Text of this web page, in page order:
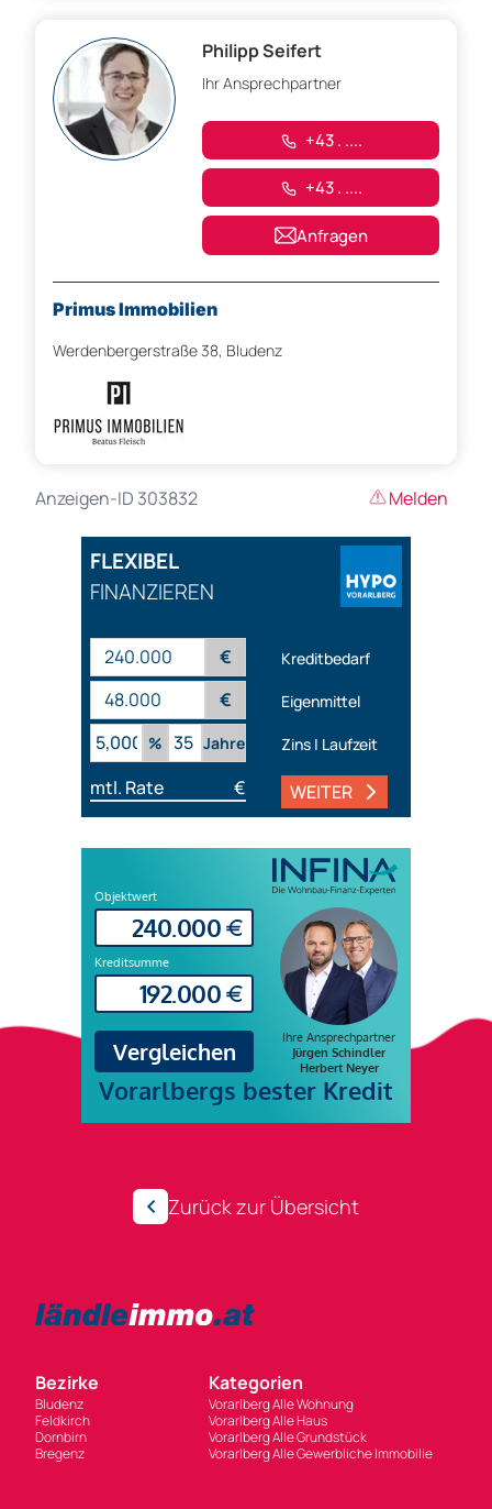
Philipp Seifert
Ihr Ansprechpartner
+43 . ....
+43 . ....
Anfragen
Primus Immobilien
Werdenbergerstraße 38, Bludenz
Anzeigen-ID 303832 Melden
FLEXIBEL
FINANZIEREN
€ Kreditbedarf
€
Eigenmittel
%
Jahre Zins | Laufzeit
mtl. Rate € WEITER
Zurück zur Übersicht
Bezirke
Bludenz
Feldkirch
Dornbirn
Bregenz
Kategorien
Vorarlberg Alle Wohnung
Vorarlberg Alle Haus
Vorarlberg Alle Grundstück
Vorarlberg Alle Gewerbliche Immobilie